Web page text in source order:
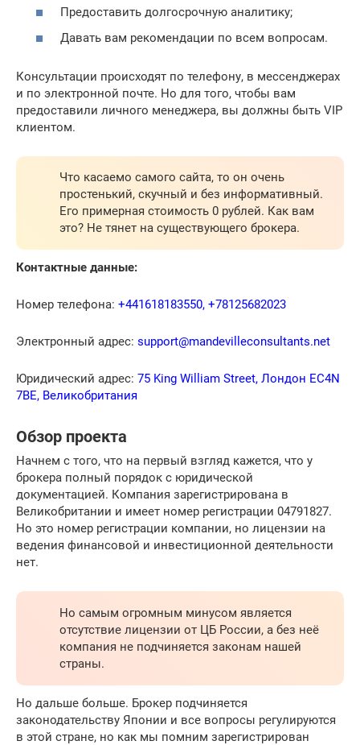
Предоставить долгосрочную аналитику;
Давать вам рекомендации по всем вопросам.
Консультации происходят по телефону, в мессенджерах
и по электронной почте. Но для того, чтобы вам
предоставили личного менеджера, вы должны быть VIP
клиентом.
Что касаемо самого сайта, то он очень
простенький, скучный и без информативный.
Его примерная стоимость 0 рублей. Как вам
это? Не тянет на существующего брокера.
Контактные данные:
Номер телефона: +441618183550, +78125682023
Электронный адрес: support@mandevilleconsultants.net
Юридический адрес: 75 King William Street, Лондон EC4N
7BE, Великобритания
Обзор проекта
Начнем с того, что на первый взгляд кажется, что у
брокера полный порядок с юридической
документацией. Компания зарегистрирована в
Великобритании и имеет номер регистрации 04791827.
Но это номер регистрации компании, но лицензии на
ведения финансовой и инвестиционной деятельности
нет.
Но самым огромным минусом является
отсутствие лицензии от ЦБ России, а без неё
компания не подчиняется законам нашей
страны.
Но дальше больше. Брокер подчиняется
законодательству Японии и все вопросы регулируются
в этой стране, но как мы помним зарегистрирован